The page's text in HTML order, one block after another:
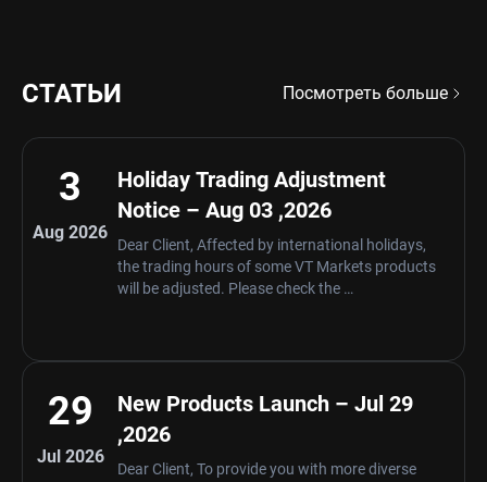
СТАТЬИ Посмотреть больше
3
Aug 2026
Holiday Trading Adjustment
Notice – Aug 03 ,2026
Dear Client, Affected by international holidays,
the trading hours of some VT Markets products
will be adjusted. Please check the …
29
Jul 2026
New Products Launch – Jul 29
,2026
Dear Client, To provide you with more diverse